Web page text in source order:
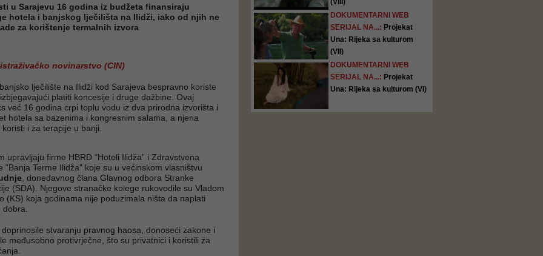
u Sarajevu 16 godina iz budžeta finansiraju
hotela i banjskog lječilišta na Ilidži, iako od njih ne
za korištenje termalnih izvora
novinarstvo (CIN)
lječilište na Ilidži kod Sarajeva bespravno koriste
platiti koncesije i druge dažbine. Ovaj
već 16 godina crpi toplu vodu iz dva prirodna izvorišta i
hotela sa bazenima i kongresnim salama, a njena
i za terapije u banji.
upravljaju firme HBRD “Hoteli Ilidža” i Zdravstvena
“Banja Terme Ilidža” koje su u većinskom vlasništvu
, donedavnog člana Glavnog odbora Stranke
(SDA). Njegove stranačke kolege rukovodile su Vladom
(KS) koja godinama nije poduzimala ništa da naplati
stvaranju pravnog haosa, donoseći zakone i
međusobno protivrječne, što su privatnici i koristili za
(VIII)
DOKUMENTARNI WEB
SERIJAL NA...: Projekat
Una: Rijeka sa kulturom
(VII)
DOKUMENTARNI WEB
SERIJAL NA...: Projekat
Una: Rijeka sa kulturom (VI)